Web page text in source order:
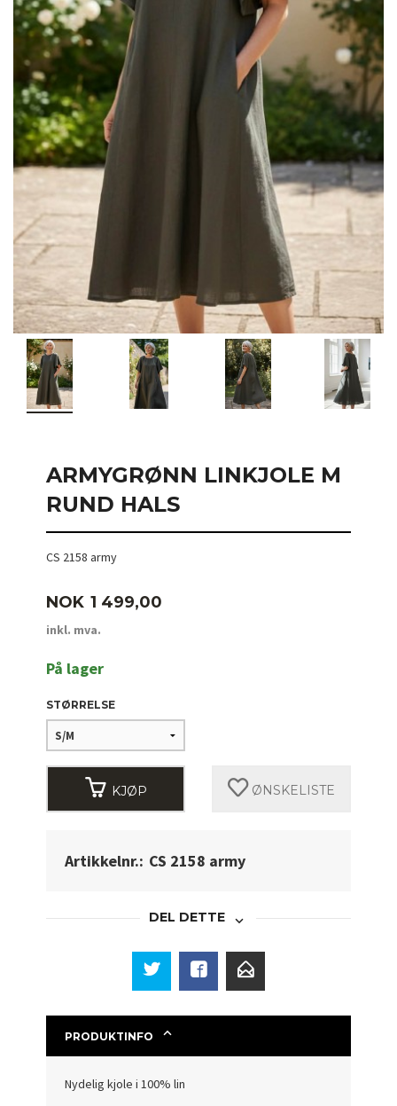
ARMYGRØNN LINKJOLE M
RUND HALS
CS 2158 army
Pris
NOK 1 499,00
inkl. mva.
På lager
STØRRELSE
KJØP ØNSKELISTE
Artikkelnr.: CS 2158 army
DEL DETTE
PRODUKTINFO
Nydelig kjole i 100% lin